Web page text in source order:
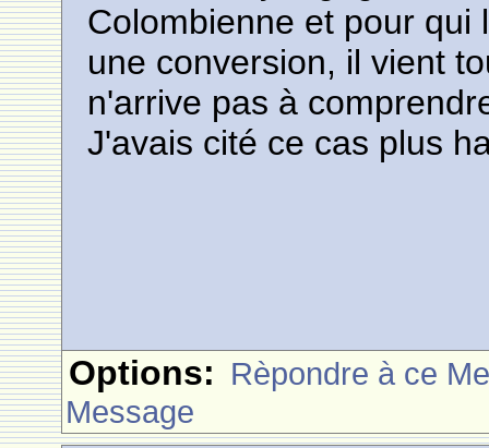
Colombienne et pour qui
une conversion, il vient
n'arrive pas à
J'avais cité ce cas plus
Options: Rèpondre à ce
Message